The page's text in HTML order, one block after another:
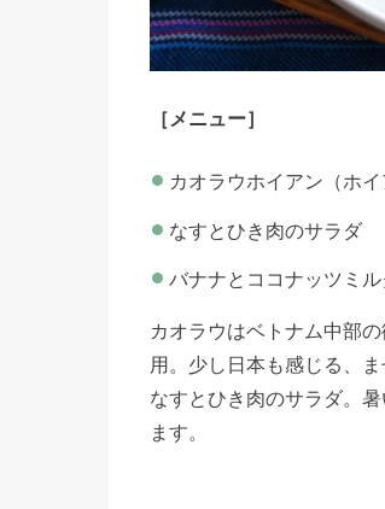
［メニュー］
カオラウホイアン（ホイ
なすとひき肉のサラダ
バナナとココナッツミル
カオラウはベトナム中部
用。少し日本も感じる、
なすとひき肉のサラダ。
ます。